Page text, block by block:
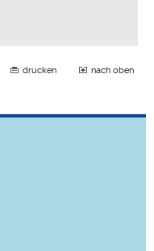
drucken nach oben